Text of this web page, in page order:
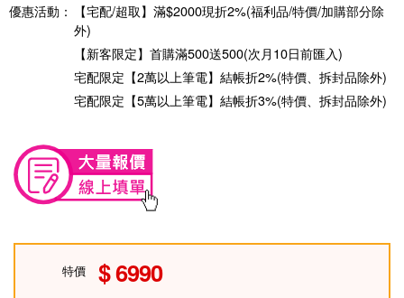
優惠活動：
【宅配/超取】滿$2000現折2%(福利品/特價/加購部分除
外)
【新客限定】首購滿500送500(次月10日前匯入)
宅配限定【2萬以上筆電】結帳折2%(特價、拆封品除外)
宅配限定【5萬以上筆電】結帳折3%(特價、拆封品除外)
特價 6990